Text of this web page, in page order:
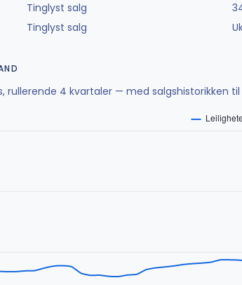
Tinglyst salg
Tinglyst salg
rullerende 4 kvartaler — med salgshistorikken